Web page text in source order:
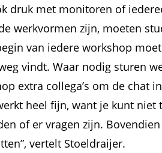
druk met monitoren of
werkvormen zijn, moeten
van iedere workshop
vindt. Waar nodig sturen
extra collega’s om de chat
heel fijn, want je kunt
of er vragen zijn.
vertelt Stoeldraijer.